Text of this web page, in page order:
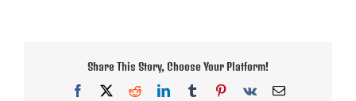
Share This Story, Choose Your Platform!
Facebook
X RedditLinkedInTumblrPinterest
Vk
E-